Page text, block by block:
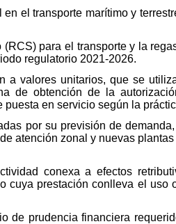
el transporte marítimo y
para el transporte y la
regulatorio 2021-2026.
a valores unitarios, que se
de obtención de la
en servicio según la
por su previsión de
atención zonal y nuevas
conexa a efectos
cuya prestación conlleva el uso
de prudencia financiera